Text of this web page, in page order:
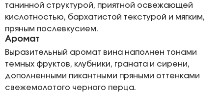
танинной структурой, приятной освежающей
кислотностью, бархатистой текстурой и мягким,
пряным послевкусием.
Аромат
Выразительный аромат вина наполнен тонами
темных фруктов, клубники, граната и сирени,
дополненными пикантными пряными оттенками
свежемолотого черного перца.